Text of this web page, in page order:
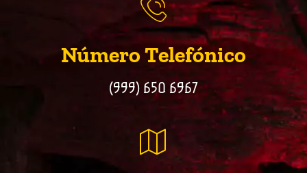
Número Telefónico
(999) 650 6967